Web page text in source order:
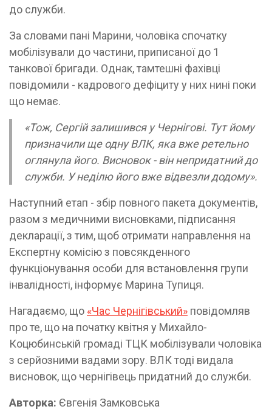
до служби.
За словами пані Марини, чоловіка спочатку
мобілізували до частини, приписаної до 1
танкової бригади. Однак, тамтешні фахівці
повідомили - кадрового дефіциту у них нині поки
що немає.
«Тож, Сергій залишився у Чернігові. Тут йому
призначили ще одну ВЛК, яка вже ретельно
оглянула його. Висновок - він непридатний до
служби. У неділю його вже відвезли додому».
Наступний етап - збір повного пакета документів,
разом з медичними висновками, підписання
декларації, з тим, щоб отримати направлення на
Експертну комісію з повсякденного
функціонування особи для встановлення групи
інвалідності, інформує Марина Тупиця.
Нагадаємо, що «Час Чернігівський» повідомляв
про те, що на початку квітня у Михайло-
Коцюбинській громаді ТЦК мобілізували чоловіка
з серйозними вадами зору. ВЛК тоді видала
висновок, що чернігівець придатний до служби.
Авторка: Євгенія Замковська